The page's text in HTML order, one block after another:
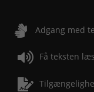
Adgang med
Få teksten